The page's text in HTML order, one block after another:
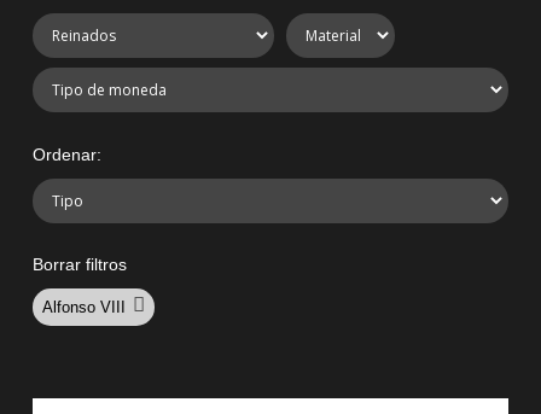
Ordenar:
Borrar filtros
Alfonso VIII